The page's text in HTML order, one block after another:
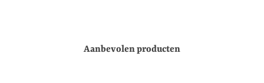
Aanbevolen producten